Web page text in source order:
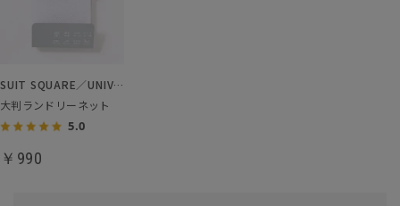
SUIT SQUARE／UNIVERSAL LANGUAGE／WHITE
大判ランドリーネット
5.0
￥990